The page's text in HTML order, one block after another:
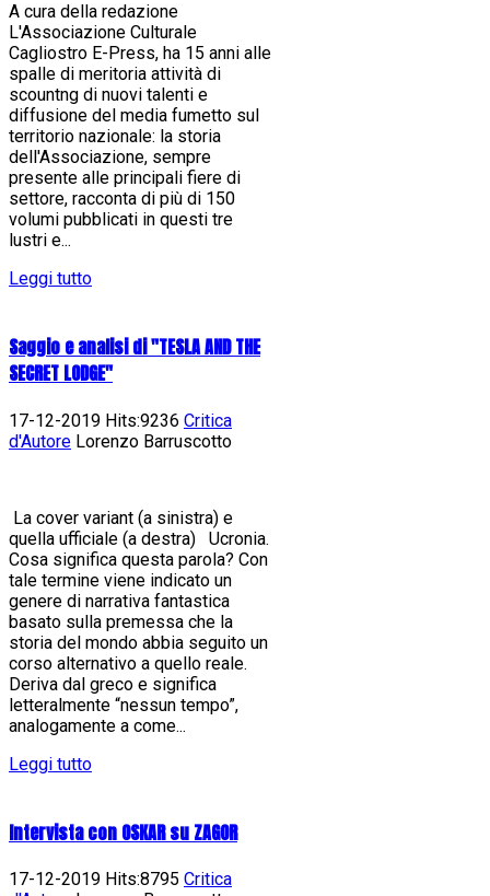
A cura della redazione
L'Associazione Culturale
Cagliostro E-Press, ha 15 anni alle
spalle di meritoria attività di
scountng di nuovi talenti e
diffusione del media fumetto sul
territorio nazionale: la storia
dell'Associazione, sempre
presente alle principali fiere di
settore, racconta di più di 150
volumi pubblicati in questi tre
lustri e...
Leggi tutto
Saggio e analisi di "TESLA AND THE
SECRET LODGE"
17-12-2019 Hits:9236 Critica
d'Autore Lorenzo Barruscotto
La cover variant (a sinistra) e
quella ufficiale (a destra) Ucronia.
Cosa significa questa parola? Con
tale termine viene indicato un
genere di narrativa fantastica
basato sulla premessa che la
storia del mondo abbia seguito un
corso alternativo a quello reale.
Deriva dal greco e significa
letteralmente “nessun tempo”,
analogamente a come...
Leggi tutto
Intervista con OSKAR su ZAGOR
17-12-2019 Hits:8795 Critica